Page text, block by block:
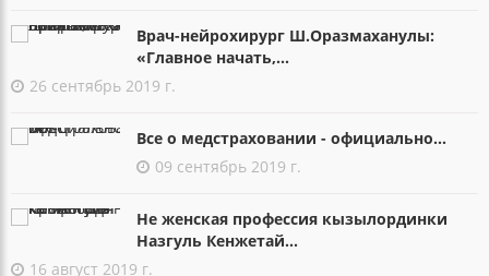
Врач-нейрохирург Ш.Оразмаханулы:
«Главное начать,...
26 сентябрь 2019 г.
Все о медстраховании - официально...
09 сентябрь 2019 г.
Не женская профессия кызылординки
Назгуль Кенжетай...
16 август 2019 г.